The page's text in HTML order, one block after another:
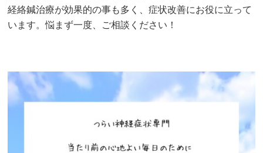
経絡鍼治療が効果的の事も多く、症状改善にお役に立って
います。悩まず一度、ご相談ください！